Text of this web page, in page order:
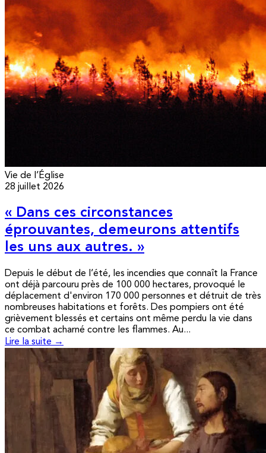
Vie de l’Église
28 juillet 2026
« Dans ces circonstances
éprouvantes, demeurons attentifs
les uns aux autres. »
Depuis le début de l’été, les incendies que connaît la France
ont déjà parcouru près de 100 000 hectares, provoqué le
déplacement d'environ 170 000 personnes et détruit de très
nombreuses habitations et forêts. Des pompiers ont été
grièvement blessés et certains ont même perdu la vie dans
ce combat acharné contre les flammes. Au...
Lire la suite →